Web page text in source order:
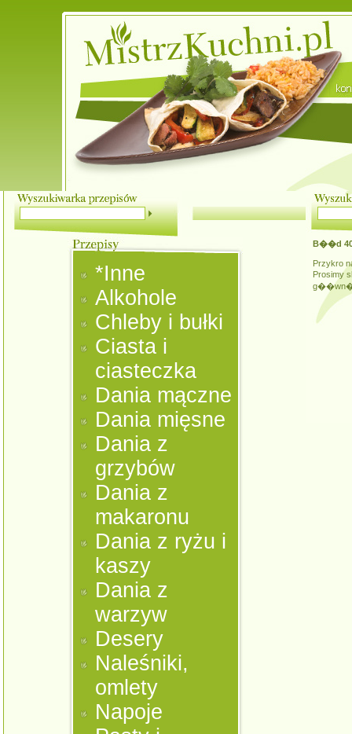
*Inne
Alkohole
Chleby i bułki
Ciasta i
ciasteczka
Dania mączne
Dania mięsne
Dania z
grzybów
Dania z
makaronu
Dania z ryżu i
kaszy
Dania z
warzyw
Desery
Naleśniki,
omlety
Napoje
B��d
Przykro
Prosimy